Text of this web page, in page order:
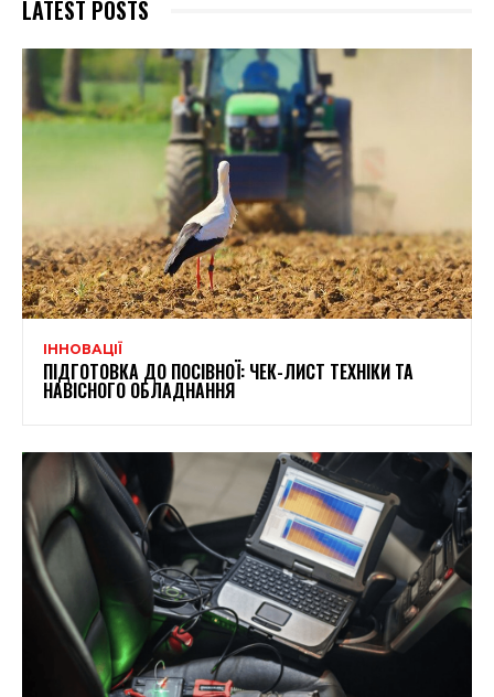
LATEST POSTS
ІННОВАЦІЇ
ПІДГОТОВКА ДО ПОСІВНОЇ: ЧЕК-ЛИСТ ТЕХНІКИ ТА
НАВІСНОГО ОБЛАДНАННЯ